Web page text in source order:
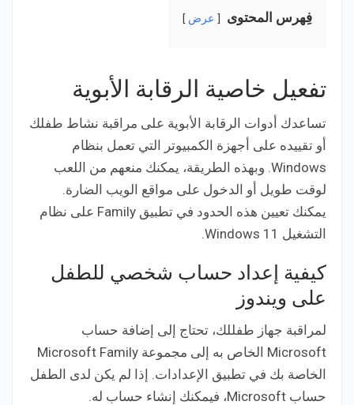
فِهرس المحتوى عرض
تفعيل خاصية الرقابة الأبوية
تساعدك أدوات الرقابة الأبوية على مراقبة نشاط طفلك
أو تقييده على أجهزة الكمبيوتر التي تعمل بنظام
Windows. وبهذه الطريقة، يمكنك منعهم من اللعب
لوقت طويل أو الدخول على مواقع الويب الضارة.
يمكنك تعيين هذه الحدود في تطبيق Family على نظام
التشغيل Windows 11.
كيفية إعداد حساب شخصي للطفل
على ويندوز
لمراقبة جهاز طفللك، تحتاج إلى إضافة حساب
Microsoft الخاص به إلى مجموعة Microsoft Family
الخاصة بك في تطبيق الإعدادات. إذا لم يكن لدى الطفل
حساب Microsoft، فيمكنك إنشاء حساب له.